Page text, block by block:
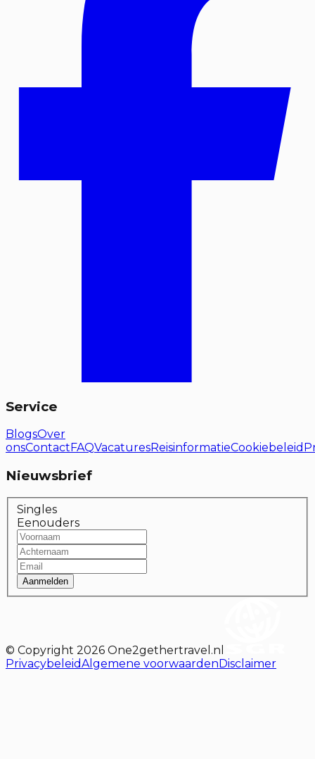
Service
BlogsOver
onsContact FAQVacaturesReisinformatieCookiebeleid
Nieuwsbrief
Singles
Eenouders
Aanmelden
© Copyright 2026 One2gethertravel.nl
PrivacybeleidAlgemene voorwaardenDisclaimer